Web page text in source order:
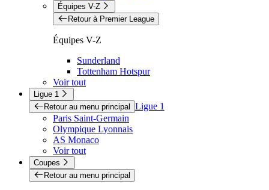
Équipes V-Z
Retour à Premier League
Équipes V-Z
Sunderland
Tottenham Hotspur
Voir tout
Ligue 1
Retour au menu principal Ligue 1
Paris Saint-Germain
Olympique Lyonnais
AS Monaco
Voir tout
Coupes
Retour au menu principal